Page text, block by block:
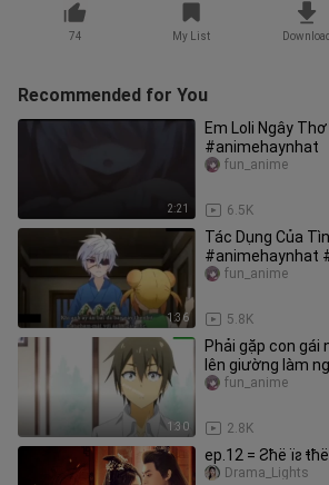
74 My List Download
Recommended for You
2:21
Em Loli Ngây
#animehaynhat
6.5K
fun_anime
1:36
Tác Dụng Của
#animehaynhat
5.8K
fun_anime
1:30
Phải gặp con gái
lên giường làm
#animehaynhat
2.8K
fun_anime
ep.12 = Ƨħë ïƨ
Drama_Lights